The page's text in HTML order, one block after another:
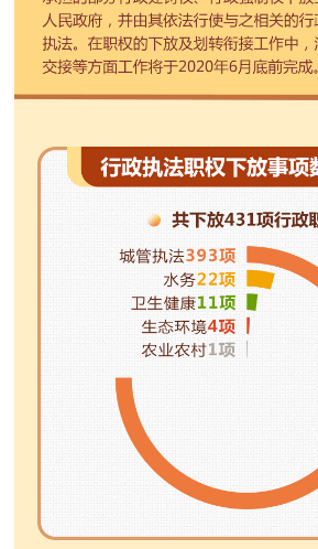
参与调查 在线访谈
走进北京
绿色北京 图说北京
한국어
ESPAÑOL